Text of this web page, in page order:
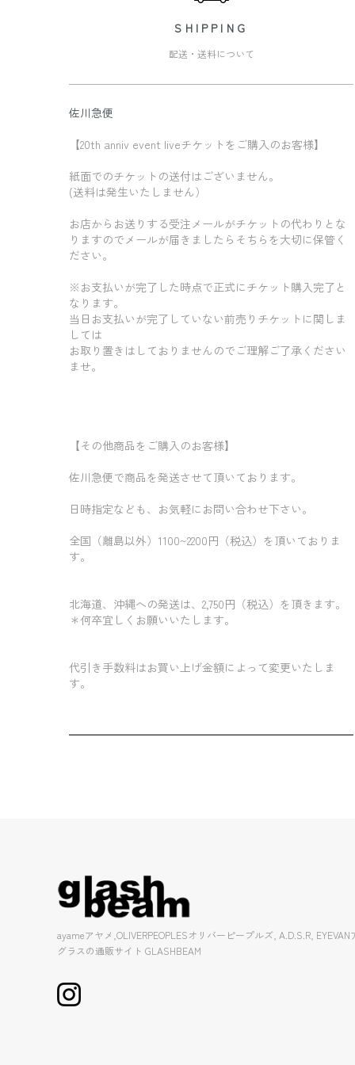
SHIPPING
配送・送料について
佐川急便
【20th anniv event liveチケットをご購入のお客様】
紙面でのチケットの送付はございません。
(送料は発生いたしません）
お店からお送りする受注メールがチケットの代わりとな
りますのでメールが届きましたらそちらを大切に保管く
ださい。
※お支払いが完了した時点で正式にチケット購入完了と
なります。
当日お支払いが完了していない前売りチケットに関しま
しては
お取り置きはしておりませんのでご理解ご了承ください
ませ。
【その他商品をご購入のお客様】
佐川急便で商品を発送させて頂いております。
日時指定なども、お気軽にお問い合わせ下さい。
全国（離島以外）1100~2200円（税込）を頂いておりま
す。
北海道、沖縄への発送は、2,750円（税込）を頂きます。
＊何卒宜しくお願いいたします。
代引き手数料はお買い上げ金額によって変更いたしま
す。
ayameアヤメ,OLIVERPEOPLESオリバーピープルズ, A.D.S.R,
グラスの通販サイト GLASHBEAM